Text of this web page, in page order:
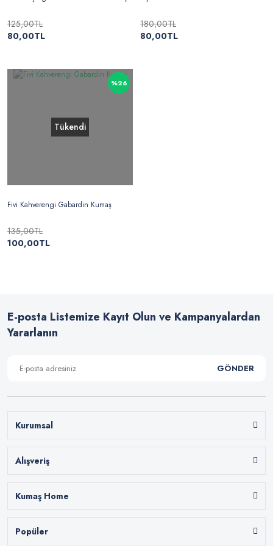
125,00TL
80,00TL
180,00TL
80,00TL
%26
Tükendi
Fivi Kahverengi Gabardin Kumaş
135,00TL
100,00TL
E-posta Listemize Kayıt Olun ve Kampanyalardan
Yararlanın
GÖNDER
Kurumsal
Alışveriş
Kumaş Home
Popüler